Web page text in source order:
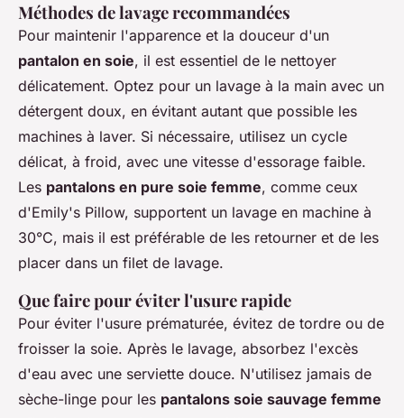
Méthodes de lavage recommandées
Pour maintenir l'apparence et la douceur d'un
pantalon en soie, il est essentiel de le nettoyer
délicatement. Optez pour un lavage à la main avec un
détergent doux, en évitant autant que possible les
machines à laver. Si nécessaire, utilisez un cycle
délicat, à froid, avec une vitesse d'essorage faible.
Les pantalons en pure soie femme, comme ceux
d'Emily's Pillow, supportent un lavage en machine à
30°C, mais il est préférable de les retourner et de les
placer dans un filet de lavage.
Que faire pour éviter l'usure rapide
Pour éviter l'usure prématurée, évitez de tordre ou de
froisser la soie. Après le lavage, absorbez l'excès
d'eau avec une serviette douce. N'utilisez jamais de
sèche-linge pour les pantalons soie sauvage femme